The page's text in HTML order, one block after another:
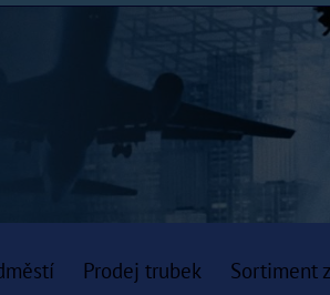
Prodej trubek Sortiment